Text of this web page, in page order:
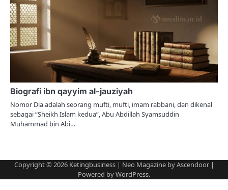
Biografi ibn qayyim al-jauziyah
Nomor Dia adalah seorang mufti, mufti, imam rabbani, dan dikenal
sebagai “Sheikh Islam kedua”, Abu Abdillah Syamsuddin
Muhammad bin Abi…
Copyright © 2026 Ketingbusiness| Neo Magazine byAscendoor|
Powered byWordPress.